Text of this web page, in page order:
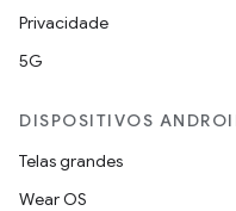
Privacidade
5G
DISPOSITIVOS
Telas grandes
Wear OS